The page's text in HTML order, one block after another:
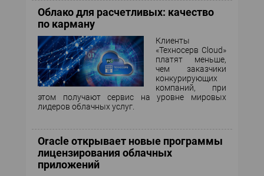
Облако для расчетливых: качество
по карману
Клиенты
«Техносерв Cloud»
платят меньше,
чем заказчики
конкурирующих
компаний, при
этом получают сервис на уровне мировых
лидеров облачных услуг.
Oracle открывает новые программы
лицензирования облачных
приложений